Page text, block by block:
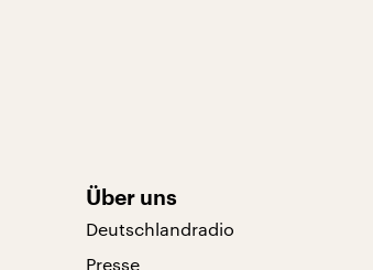
Über uns
Deutschlandradio
Presse